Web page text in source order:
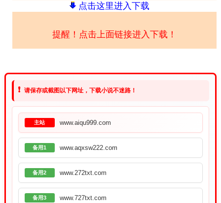
点击这里进入下载
提醒！点击上面链接进入下载！
❗ 请保存或截图以下网址，下载小说不迷路！
主站 www.aiqu999.com
备用1 www.aqxsw222.com
备用2 www.272txt.com
备用3 www.727txt.com